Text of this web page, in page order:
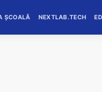
ȘCOALĂ NEXTLAB.TECH